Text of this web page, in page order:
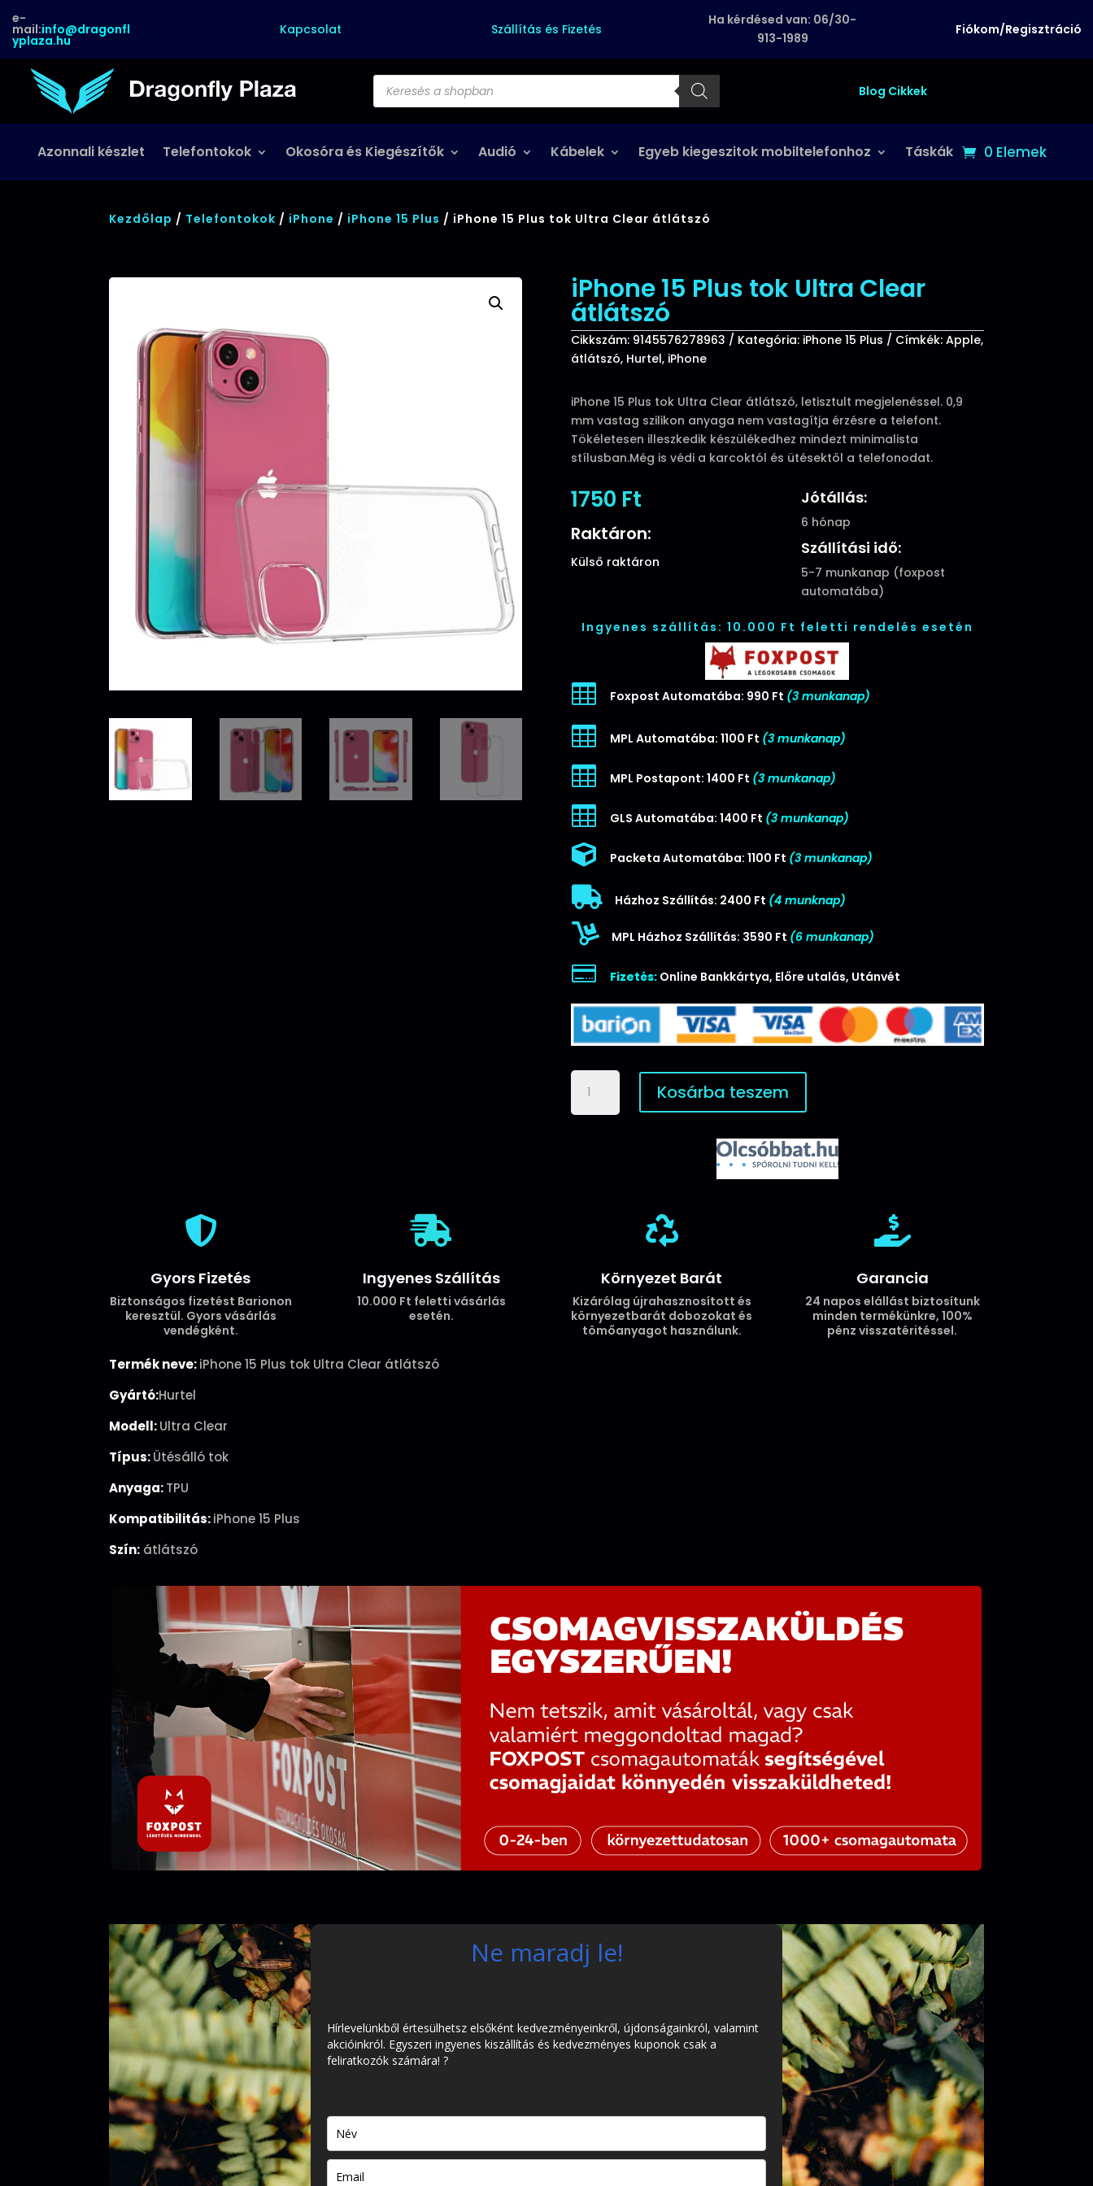
e-
mail:info@dragonfl
yplaza.hu
Kapcsolat Szállítás és Fizetés
Ha kérdésed van: 06/30-
913-1989
Fiókom/Regisztráció
Products
search Blog Cikkek
Azonnali készlet Telefontokok Okosóra és Kiegészítők Audió Kábelek Egyeb kiegeszitok mobiltelefonhoz Táskák 0 Elemek
Kezdőlap / Telefontokok / iPhone / iPhone 15 Plus / iPhone 15 Plus tok Ultra Clear átlátszó
iPhone 15 Plus tok Ultra Clear
átlátszó
Cikkszám: 9145576278963 Kategória: iPhone 15 Plus Címkék: Apple,
átlátszó, Hurtel, iPhone
iPhone 15 Plus tok Ultra Clear átlátszó, letisztult megjelenéssel. 0,9
mm vastag szilikon anyaga nem vastagítja érzésre a telefont.
Tökéletesen illeszkedik készülékedhez mindezt minimalista
stílusban.Még is védi a karcoktól és ütésektől a telefonodat.
1750 Ft
Raktáron:
Külső raktáron
Jótállás:
6 hónap
Szállítási idő:
5-7 munkanap (foxpost
automatába)
Ingyenes szállítás: 10.000 Ft feletti rendelés esetén
 Foxpost Automatába: 990 Ft (3 munkanap)
 MPL Automatába: 1100 Ft (3 munkanap)
 MPL Postapont: 1400 Ft (3 munkanap)
 GLS Automatába: 1400 Ft (3 munkanap)
 Packeta Automatába: 1100 Ft (3 munkanap)
 Házhoz Szállítás: 2400 Ft (4 munknap)
 MPL Házhoz Szállítás: 3590 Ft (6 munkanap)
 Fizetés:Online Bankkártya, Előre utalás, Utánvét
iPhone
Plus
Kosárba teszem

Gyors Fizetés
Biztonságos fizetést Barionon
keresztül. Gyors vásárlás
vendégként.

Ingyenes Szállítás
10.000 Ft feletti vásárlás
esetén.

Környezet Barát
Kizárólag újrahasznosított és
környezetbarát dobozokat és
tömőanyagot használunk.

Garancia
24 napos elállást biztosítunk
minden termékünkre, 100%
pénz visszatéritéssel.
Termék neve:iPhone 15 Plus tok Ultra Clear átlátszó
Gyártó:Hurtel
Modell:Ultra Clear
Típus:Ütésálló tok
Anyaga:TPU
Kompatibilitás:iPhone 15 Plus
Szín: átlátszó
Ne maradj le!
Hírlevelünkből értesülhetsz elsőként kedvezményeinkről, újdonságainkról, valamint
akcióinkról. Egyszeri ingyenes kiszállítás és kedvezményes kuponok csak a
feliratkozók számára! ?